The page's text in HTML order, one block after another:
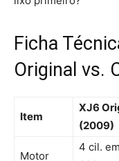
Ficha
Original vs.
Item
XJ6
(2009)
Motor
4 cil.